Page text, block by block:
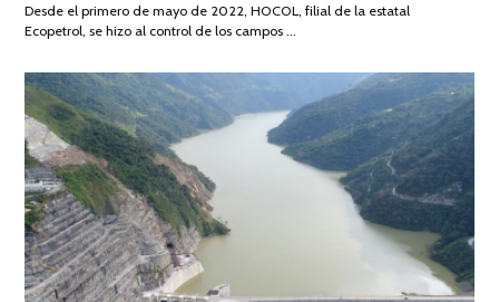
2026
Desde el primero de mayo de 2022, HOCOL, filial de la estatal
Ecopetrol, se hizo al control de los campos …